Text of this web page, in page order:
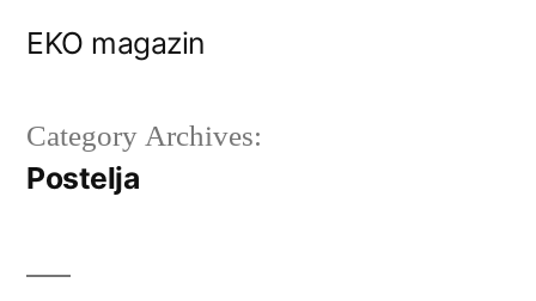
EKO magazin
Category Archives:
Postelja